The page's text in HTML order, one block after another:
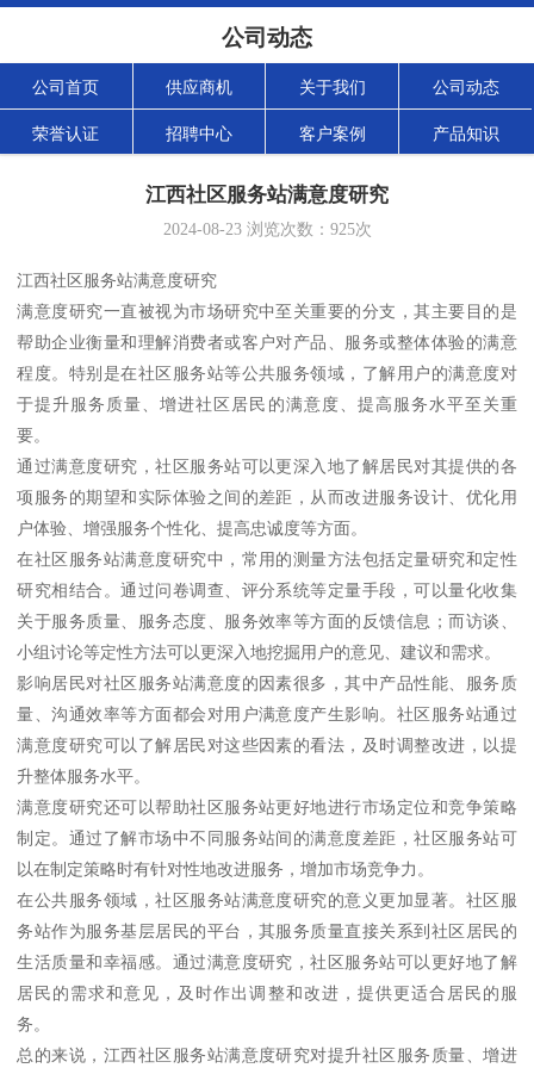
公司动态
公司首页 供应商机 关于我们 公司动态
荣誉认证 招聘中心 客户案例 产品知识
江西社区服务站满意度研究
2024-08-23浏览次数： 925次
江西社区服务站满意度研究
满意度研究一直被视为市场研究中至关重要的分支，其主要目的是
帮助企业衡量和理解消费者或客户对产品、服务或整体体验的满意
程度。特别是在社区服务站等公共服务领域，了解用户的满意度对
于提升服务质量、增进社区居民的满意度、提高服务水平至关重
要。
通过满意度研究，社区服务站可以更深入地了解居民对其提供的各
项服务的期望和实际体验之间的差距，从而改进服务设计、优化用
户体验、增强服务个性化、提高忠诚度等方面。
在社区服务站满意度研究中，常用的测量方法包括定量研究和定性
研究相结合。通过问卷调查、评分系统等定量手段，可以量化收集
关于服务质量、服务态度、服务效率等方面的反馈信息；而访谈、
小组讨论等定性方法可以更深入地挖掘用户的意见、建议和需求。
影响居民对社区服务站满意度的因素很多，其中产品性能、服务质
量、沟通效率等方面都会对用户满意度产生影响。社区服务站通过
满意度研究可以了解居民对这些因素的看法，及时调整改进，以提
升整体服务水平。
满意度研究还可以帮助社区服务站更好地进行市场定位和竞争策略
制定。通过了解市场中不同服务站间的满意度差距，社区服务站可
以在制定策略时有针对性地改进服务，增加市场竞争力。
在公共服务领域，社区服务站满意度研究的意义更加显著。社区服
务站作为服务基层居民的平台，其服务质量直接关系到社区居民的
生活质量和幸福感。通过满意度研究，社区服务站可以更好地了解
居民的需求和意见，及时作出调整和改进，提供更适合居民的服
务。
总的来说，江西社区服务站满意度研究对提升社区服务质量、增进